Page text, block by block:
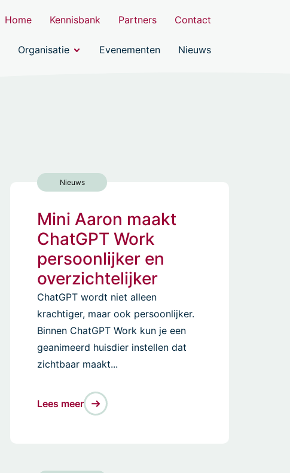
Home Kennisbank Partners Contact
Organisatie Evenementen Nieuws
Nieuws
Mini Aaron maakt
ChatGPT Work
persoonlijker en
overzichtelijker
ChatGPT wordt niet alleen
krachtiger, maar ook persoonlijker.
Binnen ChatGPT Work kun je een
geanimeerd huisdier instellen dat
zichtbaar maakt...
Lees meer